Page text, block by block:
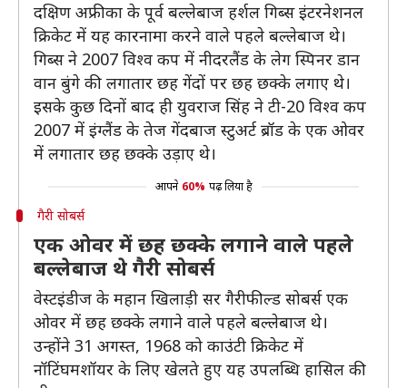
दक्षिण अफ्रीका के पूर्व बल्लेबाज हर्शल गिब्स इंटरनेशनल
क्रिकेट में यह कारनामा करने वाले पहले बल्लेबाज थे।
गिब्स ने 2007 विश्व कप में नीदरलैंड के लेग स्पिनर डान
वान बुंगे की लगातार छह गेंदों पर छह छक्के लगाए थे।
इसके कुछ दिनों बाद ही युवराज सिंह ने टी-20 विश्व कप
2007 में इंग्लैंड के तेज गेंदबाज स्टुअर्ट ब्रॉड के एक ओवर
में लगातार छह छक्के उड़ाए थे।
आपने 60% पढ़ लिया है
गैरी सोबर्स
एक ओवर में छह छक्के लगाने वाले पहले
बल्लेबाज थे गैरी सोबर्स
वेस्टइंडीज के महान खिलाड़ी सर गैरीफील्ड सोबर्स एक
ओवर में छह छक्के लगाने वाले पहले बल्लेबाज थे।
उन्होंने 31 अगस्त, 1968 को काउंटी क्रिकेट में
नॉटिंघमशॉयर के लिए खेलते हुए यह उपलब्धि हासिल की